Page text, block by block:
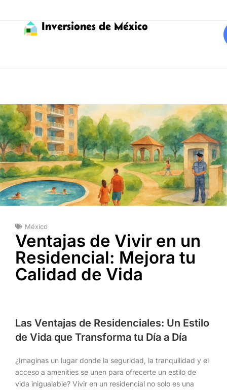
Inversiones de México
México
Ventajas de Vivir en un
Residencial: Mejora tu
Calidad de Vida
Las Ventajas de Residenciales: Un Estilo
de Vida que Transforma tu Día a Día
¿Imaginas un lugar donde la seguridad, la tranquilidad y el
acceso a amenities se unen para ofrecerte un estilo de
vida inigualable? Vivir en un residencial no solo es una